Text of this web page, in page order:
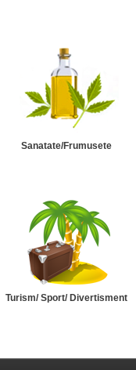
Sanatate/Frumusete
Turism/ Sport/ Divertisment